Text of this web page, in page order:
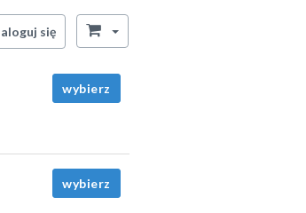
się
wybierz
wybierz